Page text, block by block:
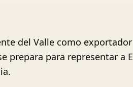
del Valle como
prepara para representar a